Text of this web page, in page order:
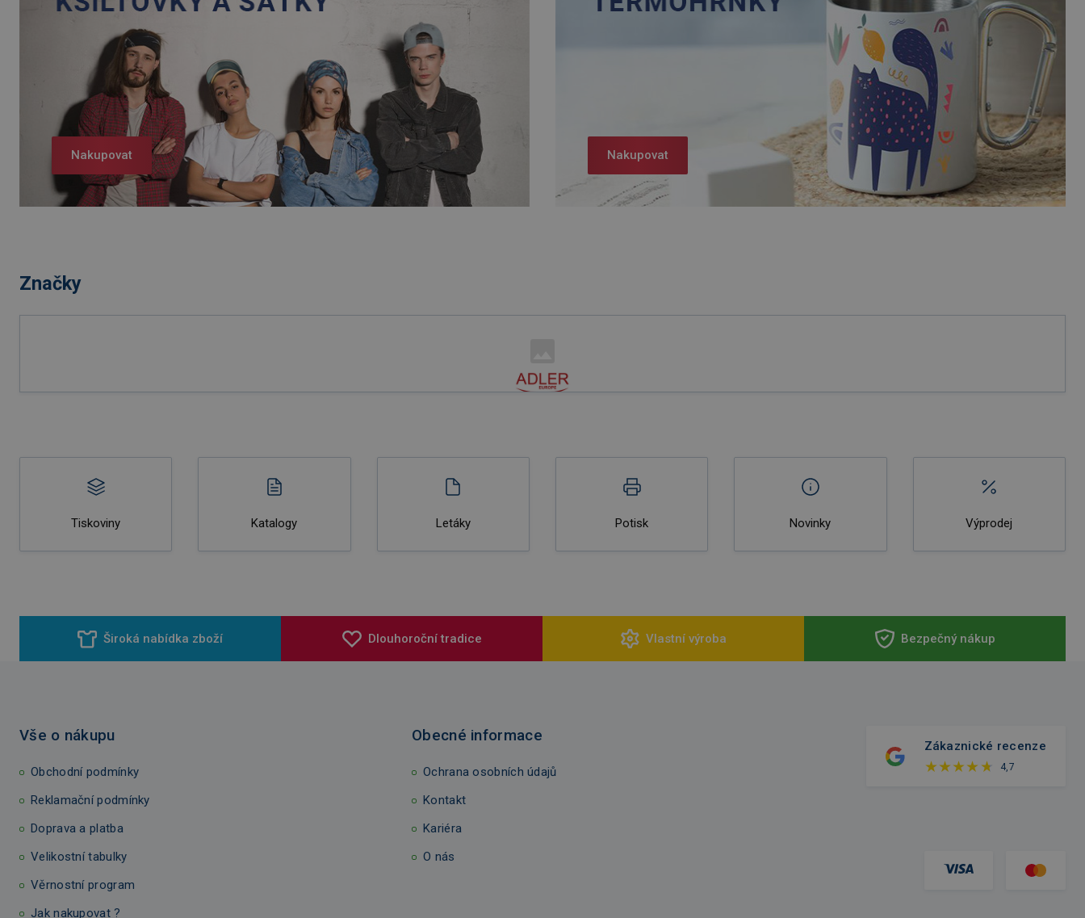
Nakupovat Nakupovat
Značky
Tiskoviny Katalogy Letáky Potisk Novinky Výprodej
Široká nabídka zboží Dlouhoroční tradice Vlastní výroba Bezpečný nákup
Vše o nákupu
Obchodní podmínky
Reklamační podmínky
Doprava a platba
Velikostní tabulky
Věrnostní program
Jak nakupovat ?
Obecné informace
Ochrana osobních údajů
Kontakt
Kariéra
O nás
Zákaznické recenze
4,7